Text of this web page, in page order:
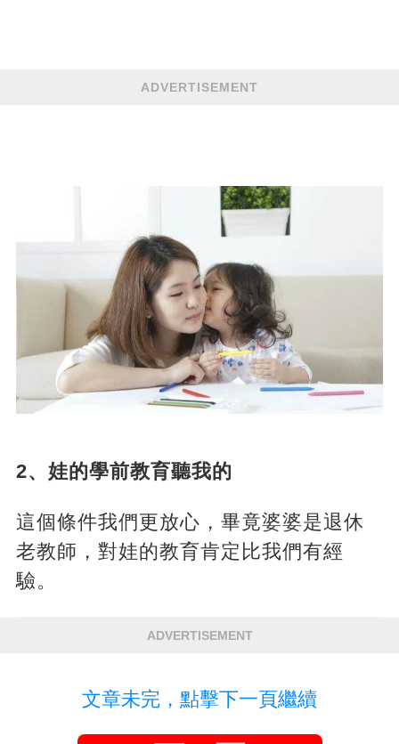
ADVERTISEMENT
2、娃的學前教育聽我的
這個條件我們更放心，畢竟婆婆是退休
老教師，對娃的教育肯定比我們有經
驗。
ADVERTISEMENT
文章未完，點擊下一頁繼續